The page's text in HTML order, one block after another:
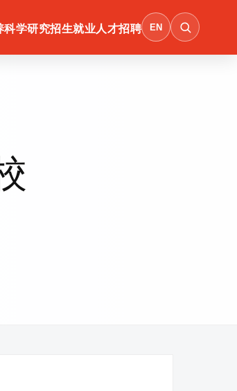
科学研究招生就业人才招聘 EN